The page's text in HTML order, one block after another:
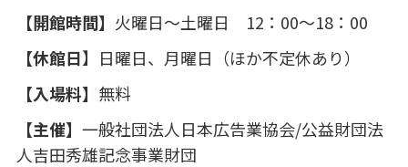
【開館時間】 火曜日～土曜日 12：00～18：00
【休館日】日曜日、月曜日（ほか不定休あり）
【入場料】 無料
【主催】 一般社団法人日本広告業協会/公益財団法
人吉田秀雄記念事業財団